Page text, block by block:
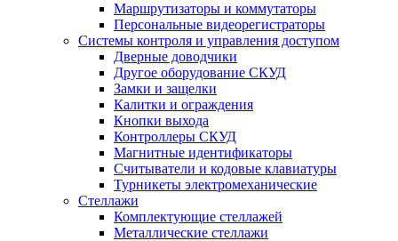
Маршрутизаторы и коммутаторы
Персональные видеорегистраторы
Системы контроля и управления доступом
Дверные доводчики
Другое оборудование СКУД
Замки и защелки
Калитки и ограждения
Кнопки выхода
Контроллеры СКУД
Магнитные идентификаторы
Считыватели и кодовые клавиатуры
Турникеты электромеханические
Стеллажи
Комплектующие стеллажей
Металлические стеллажи